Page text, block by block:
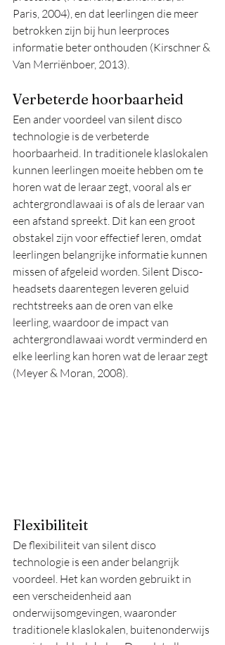
Paris, 2004), en dat leerlingen die meer
betrokken zijn bij hun leerproces
informatie beter onthouden (Kirschner &
Van Merriënboer, 2013).
Verbeterde hoorbaarheid
Een ander voordeel van silent disco
technologie is de verbeterde
hoorbaarheid. In traditionele klaslokalen
kunnen leerlingen moeite hebben om te
horen wat de leraar zegt, vooral als er
achtergrondlawaai is of als de leraar van
een afstand spreekt. Dit kan een groot
obstakel zijn voor effectief leren, omdat
leerlingen belangrijke informatie kunnen
missen of afgeleid worden. Silent Disco-
headsets daarentegen leveren geluid
rechtstreeks aan de oren van elke
leerling, waardoor de impact van
achtergrondlawaai wordt verminderd en
elke leerling kan horen wat de leraar zegt
(Meyer & Moran, 2008).
Flexibiliteit
De flexibiliteit van silent disco
technologie is een ander belangrijk
voordeel. Het kan worden gebruikt in
een verscheidenheid aan
onderwijsomgevingen, waaronder
traditionele klaslokalen, buitenonderwijs